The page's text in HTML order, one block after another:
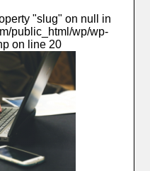
"slug" on null in
public_html/wp/wp-
on line 20